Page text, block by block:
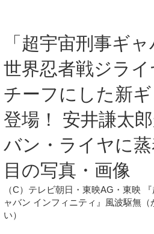
「超宇宙刑事ギャ
世界忍者戦ジラ
チーフにした新
登場！ 安井謙太
バン・ライヤに
目の写真・画像
（C）テレビ朝日・東映AG・東映
ャバン インフィニティ』風波駆無（
い）